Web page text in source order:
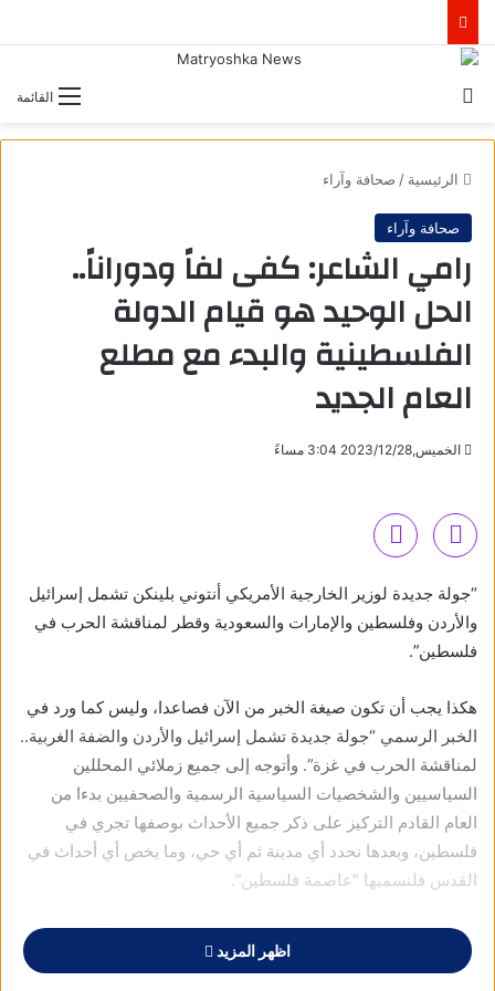
القائمة
الرئيسية / صحافة وآراء
صحافة وآراء
رامي الشاعر: كفى لفاً ودوراناً..
الحل الوحيد هو قيام الدولة
الفلسطينية والبدء مع مطلع
العام الجديد
الخميس,2023/12/28 3:04 مساءً
“جولة جديدة لوزير الخارجية الأمريكي أنتوني بلينكن تشمل إسرائيل
والأردن وفلسطين والإمارات والسعودية وقطر لمناقشة الحرب في
فلسطين”.
هكذا يجب أن تكون صيغة الخبر من الآن فصاعدا، وليس كما ورد في
الخبر الرسمي “جولة جديدة تشمل إسرائيل والأردن والضفة الغربية..
لمناقشة الحرب في غزة”. وأتوجه إلى جميع زملائي المحللين
السياسيين والشخصيات السياسية الرسمية والصحفيين بدءا من
العام القادم التركيز على ذكر جميع الأحداث بوصفها تجري في
فلسطين، وبعدها نحدد أي مدينة ثم أي حي، وما يخص أي أحداث في
القدس فلنسميها “عاصمة فلسطين”.
ورسالتي بشأن “اللف والدوران” إنما موجهة وبالدرجة الأولى إلى
الإدارة الأمريكية، التي تمارس ذلك “اللف والدوران” والمناورة
اظهر المزيد